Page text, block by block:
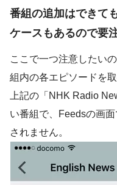
番組の追加はできて
ケースもあるので要
ここで一つ注意したい
組内の各エピソードを
上記の「NHK Radio
い番組で、Feedsの画
されません。